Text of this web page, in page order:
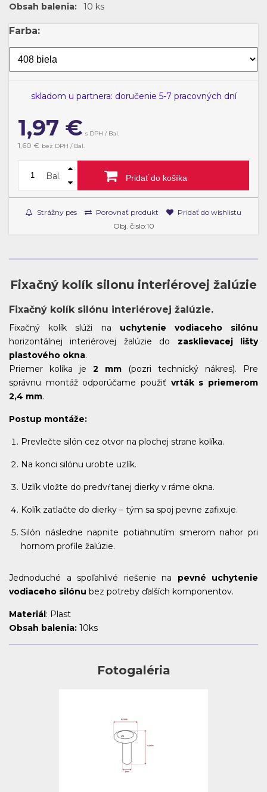
Farba:
skladom u partnera: doručenie 5-7 pracovných dní
1,97 € s DPH / Bal.
1,60 € bez DPH / Bal.
Bal. Pridať do košíka
Strážny pes Porovnať produkt
Pridať do wishlistu
Obj. čislo:10
Obsah balenia: 10 ks
Fixačný kolík silonu interiérovej žalúzie
Fixačný kolík silónu interiérovej žalúzie.
Fixačný kolík slúži na uchytenie vodiaceho silónu
horizontálnej interiérovej žalúzie do zasklievacej lišty
plastového okna.
Priemer kolíka je 2 mm (pozri technický nákres). Pre
správnu montáž odporúčame použiť vrták s priemerom
2,4 mm.
Postup montáže:
Prevlečte silón cez otvor na plochej strane kolíka.
Na konci silónu urobte uzlík.
Uzlík vložte do predvŕtanej dierky v ráme okna.
Kolík zatlačte do dierky – tým sa spoj pevne zafixuje.
Silón následne napnite potiahnutím smerom nahor pri
hornom profile žalúzie.
Jednoduché a spoľahlivé riešenie na pevné uchytenie
vodiaceho silónu bez potreby ďalších komponentov.
Materiál: Plast
Obsah balenia: 10ks
Fotogaléria